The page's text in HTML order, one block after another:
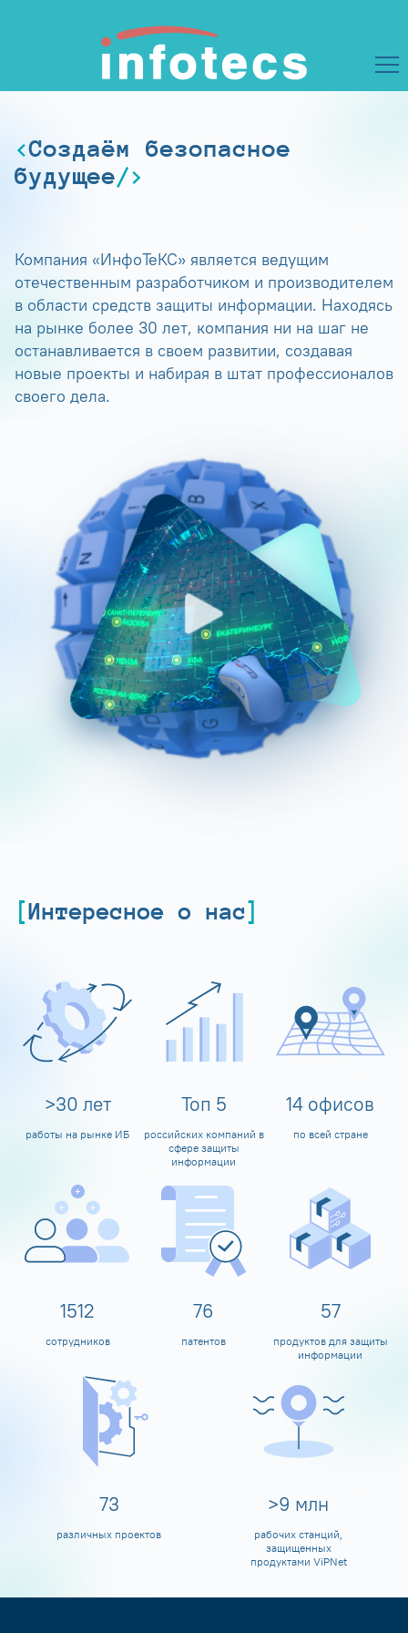
Создаём безопасное
будущее
Компания «ИнфоТеКС» является ведущим
отечественным разработчиком и производителем
в области средств защиты информации. Находясь
на рынке более 30 лет, компания ни на шаг не
останавливается в своем развитии, создавая
новые проекты и набирая в штат профессионалов
своего дела.
Интересное о нас
>30 лет
работы на рынке ИБ
Топ 5
российских компаний в
сфере защиты
информации
14 офисов
по всей стране
1600
сотрудников
80
патентов
60
продуктов для защиты
информации
80
различных проектов
>10 млн
рабочих станций,
защищенных
продуктами ViPNet